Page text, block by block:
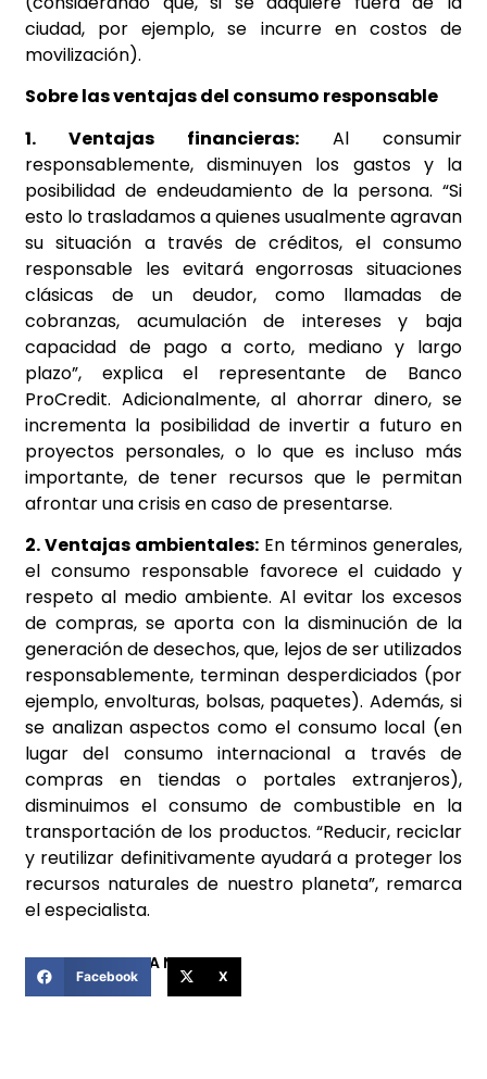
ciudad, por ejemplo, se incurre en costos de
movilización).
Sobre las ventajas del consumo responsable
1. Ventajas financieras: Al consumir
responsablemente, disminuyen los gastos y la
posibilidad de endeudamiento de la persona. “Si
esto lo trasladamos a quienes usualmente agravan
su situación a través de créditos, el consumo
responsable les evitará engorrosas situaciones
clásicas de un deudor, como llamadas de
cobranzas, acumulación de intereses y baja
capacidad de pago a corto, mediano y largo
plazo”, explica el representante de Banco
ProCredit. Adicionalmente, al ahorrar dinero, se
incrementa la posibilidad de invertir a futuro en
proyectos personales, o lo que es incluso más
importante, de tener recursos que le permitan
afrontar una crisis en caso de presentarse.
2. Ventajas ambientales: En términos generales,
el consumo responsable favorece el cuidado y
respeto al medio ambiente. Al evitar los excesos
de compras, se aporta con la disminución de la
generación de desechos, que, lejos de ser utilizados
responsablemente, terminan desperdiciados (por
ejemplo, envolturas, bolsas, paquetes). Además, si
se analizan aspectos como el consumo local (en
lugar del consumo internacional a través de
compras en tiendas o portales extranjeros),
disminuimos el consumo de combustible en la
transportación de los productos. “Reducir, reciclar
y reutilizar definitivamente ayudará a proteger los
recursos naturales de nuestro planeta”, remarca
el especialista.
COMPARTIR ESTA NOTICIA
Facebook X